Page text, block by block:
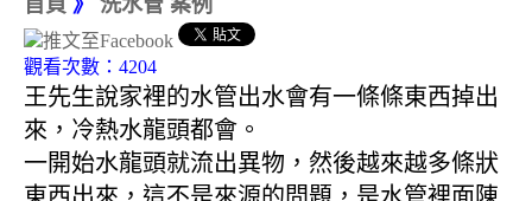
首頁 》 洗水管 案例
觀看次數：4204
王先生說家裡的水管出水會有一條條東西掉出
來，冷熱水龍頭都會。
一開始水龍頭就流出異物，然後越來越多條狀